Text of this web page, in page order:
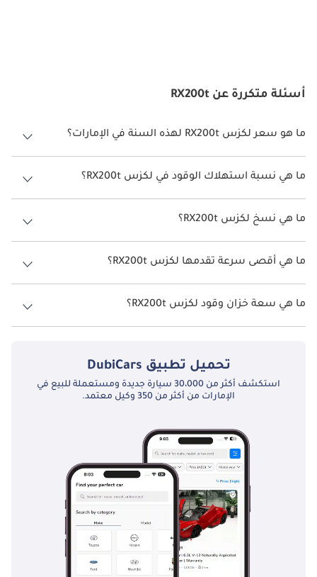
أسئلة متكررة عن RX200t
ما هو سعر لكزس RX200t لهذه السنة في الإمارات؟
لكزس RX200t لهذه السنة في الإمارات هو TBD.
ما هي نسبة استهلاك الوقود في لكزس RX200t؟
اقترحت الشركة المصنعة أن تكون نسبة توفير استهلاك الوقود لسيارة لكزس
RX200t هو TBD.
ما هي نسخ لكزس RX200t؟
نسخ لكزس RX200t هي .
ما هي أقصى سرعة تقدمها لكزس RX200t؟
السرعة القصوى لكزس RX200t هي TBD.
ما هي سعة خزان وقود لكزس RX200t؟
تبلغ سعة خزان الوقود في لكزس RX200t TBD.
تحميل تطبيق DubiCars
استكشف أكثر من 30،000 سيارة جديدة ومستعملة للبيع في
الإمارات من أكثر من 350 وكيل معتمد.